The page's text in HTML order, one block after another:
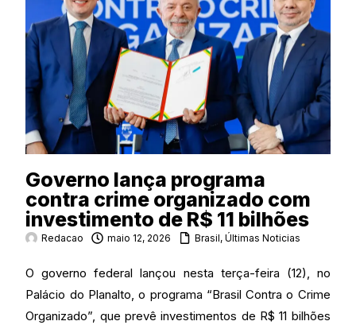
Governo lança programa
contra crime organizado com
investimento de R$ 11 bilhões
Redacao maio 12, 2026 Brasil,Últimas Noticias
O governo federal lançou nesta terça-feira (12), no
Palácio do Planalto, o programa “Brasil Contra o Crime
Organizado”, que prevê investimentos de R$ 11 bilhões